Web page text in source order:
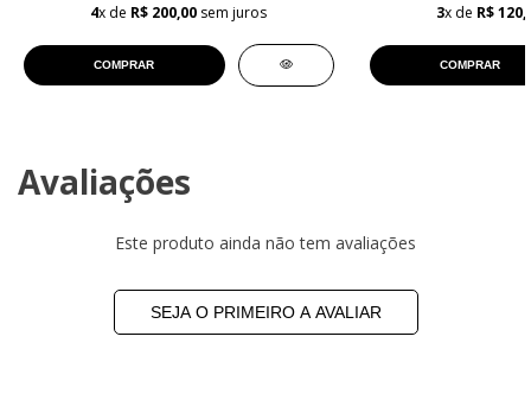
4x de R$ 200,00 sem juros
COMPRAR
3x de R$
COMPRAR
Avaliações
Este produto ainda não tem avaliações
SEJA O PRIMEIRO A AVALIAR